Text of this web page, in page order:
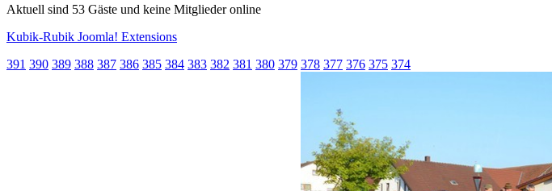
Aktuell sind 53 Gäste und keine Mitglieder online
Kubik-Rubik Joomla! Extensions
391 390 389 388 387 386 385 384 383 382 381 380 379 378 377 376 375 374